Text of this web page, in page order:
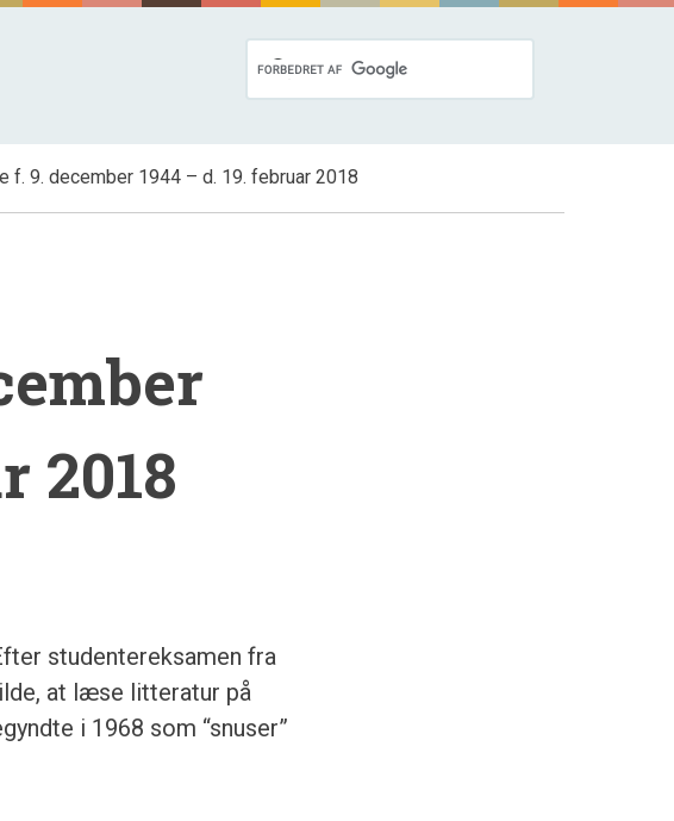
f. 9. december 1944 – d. 19. februar 2018
2018
studentereksamen fra
at læse litteratur på
i 1968 som “snuser”